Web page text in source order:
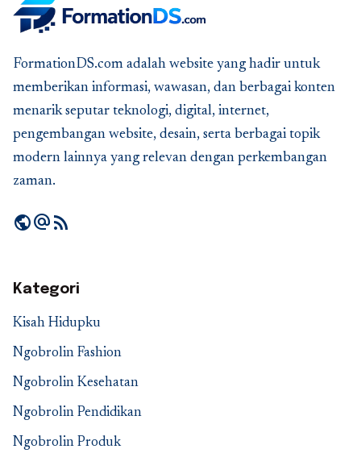
FormationDS.com adalah website yang hadir untuk
memberikan informasi, wawasan, dan berbagai konten
menarik seputar teknologi, digital, internet,
pengembangan website, desain, serta berbagai topik
modern lainnya yang relevan dengan perkembangan
zaman.
publicalternate_emailrss_feed
Kategori
Kisah Hidupku
Ngobrolin Fashion
Ngobrolin Kesehatan
Ngobrolin Pendidikan
Ngobrolin Produk